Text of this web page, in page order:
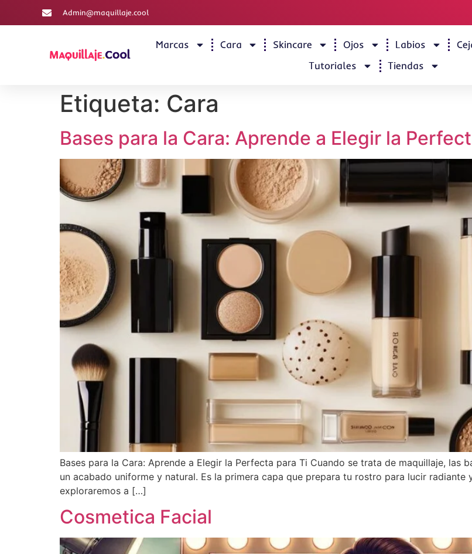
Admin@maquillaje.cool
Marcas Cara Skincare Ojos Labios
Tutoriales
Tiendas
Etiqueta: Cara
Bases para la Cara: Aprende a Elegir la
Bases para la Cara: Aprende a Elegir la Perfecta para Ti Cuando se trata de maquillaje, las
un acabado uniforme y natural. Es la primera capa que prepara tu rostro para lucir
exploraremos a […]
Cosmetica Facial